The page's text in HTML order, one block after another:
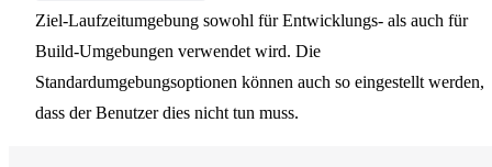
Ziel-Laufzeitumgebung sowohl für Entwicklungs- als auch für
Build-Umgebungen verwendet wird. Die
Standardumgebungsoptionen können auch so eingestellt werden,
dass der Benutzer dies nicht tun muss.